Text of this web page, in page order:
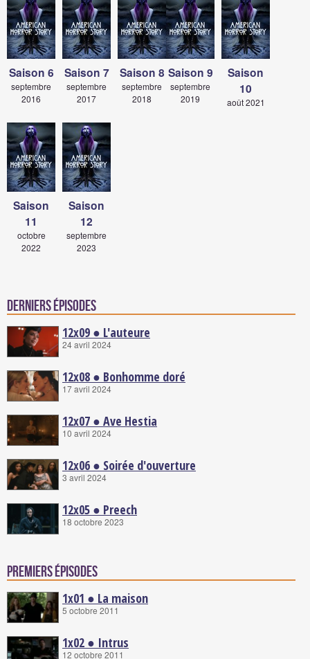
Saison 6
septembre
2016
Saison 7
septembre
2017
Saison 8
septembre
2018
Saison 9
septembre
2019
Saison
10
août 2021
Saison
11
octobre
2022
Saison
12
septembre
2023
Derniers épisodes
12x09 ● L'auteure
24 avril 2024
12x08 ● Bonhomme doré
17 avril 2024
12x07 ● Ave Hestia
10 avril 2024
12x06 ● Soirée d'ouverture
3 avril 2024
12x05 ● Preech
18 octobre 2023
Premiers épisodes
1x01 ● La maison
5 octobre 2011
1x02 ● Intrus
12 octobre 2011